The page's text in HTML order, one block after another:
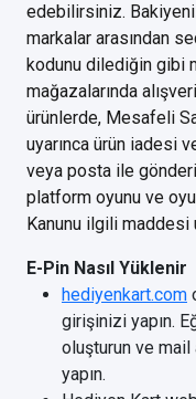
edebilirsiniz.
markalar arasından
kodunu dilediğin gibi
mağazalarında
ürünlerde, Mesafeli
uyarınca ürün iadesi
veya posta ile
platform oyunu ve
Kanunu ilgili maddesi
E-Pin Nasıl Yüklenir
hediyenkart.com
girişinizi yapın.
oluşturun ve
yapın.